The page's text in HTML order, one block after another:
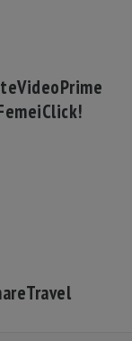
VideoPrime
Click!
Travel